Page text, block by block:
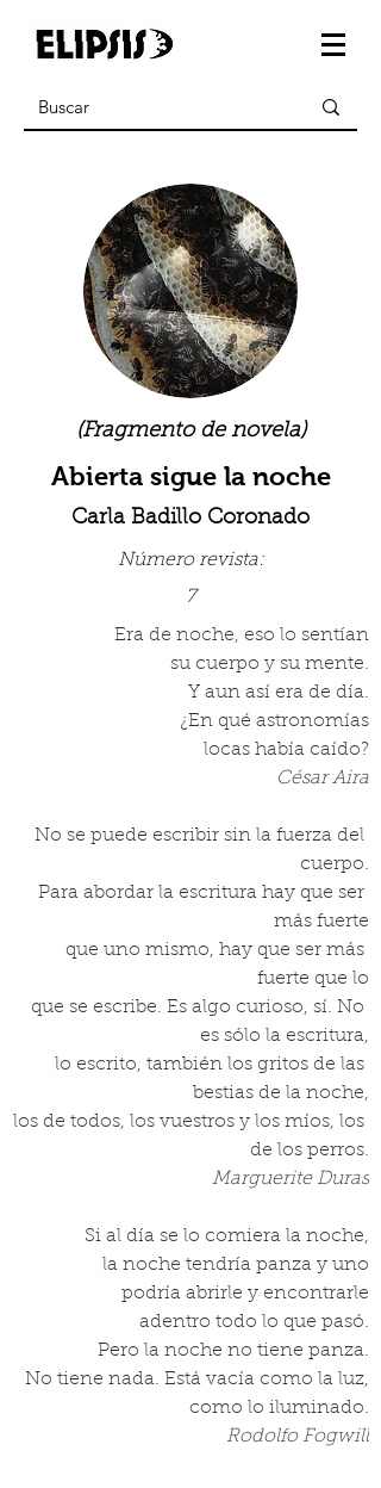
(Fragmento de novela)
Abierta sigue la noche
Carla Badillo Coronado
Número revista:
7
Era de noche, eso lo sentían
su cuerpo y su mente.
Y aun así era de día.
¿En qué astronomías
locas había caído?
César Aira
No se puede escribir sin la fuerza del
cuerpo.
Para abordar la escritura hay que ser
más fuerte
que uno mismo, hay que ser más
fuerte que lo
que se escribe. Es algo curioso, sí. No
es sólo la escritura,
lo escrito, también los gritos de las
bestias de la noche,
los de todos, los vuestros y los míos, los
de los perros.
Marguerite Duras
Si al día se lo comiera la noche,
la noche tendría panza y uno
podría abrirle y encontrarle
adentro todo lo que pasó.
Pero la noche no tiene panza.
No tiene nada. Está vacía como la luz,
como lo iluminado.
Rodolfo Fogwill